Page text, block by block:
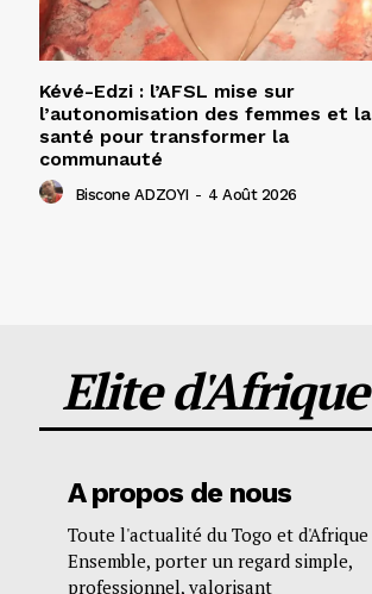
Kévé-Edzi : l’AFSL mise sur
l’autonomisation des femmes et la
santé pour transformer la
communauté
Biscone ADZOYI - 4 Août 2026
Elite d'Afrique
A propos de nous
Toute l'actualité du Togo et d'Afrique
Ensemble, porter un regard simple,
professionnel, valorisant